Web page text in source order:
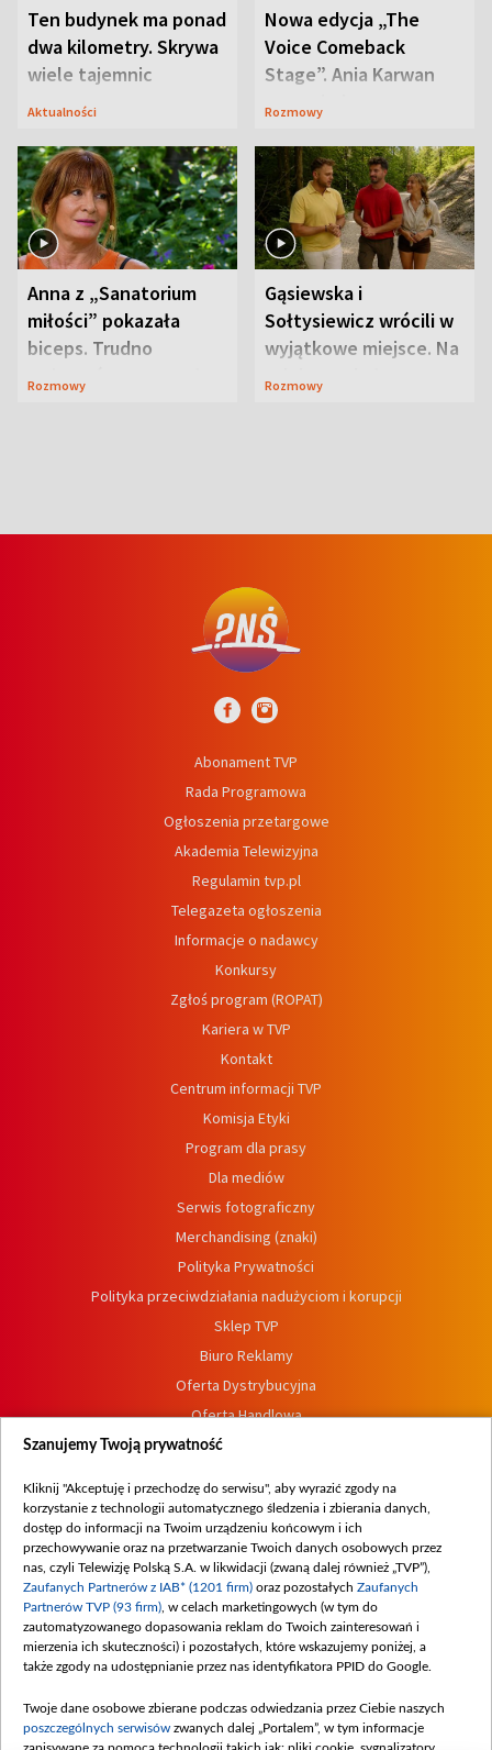
Ten budynek ma ponad
dwa kilometry. Skrywa
wiele tajemnic
Aktualności
Nowa edycja „The
Voice Comeback
Stage”. Ania Karwan
zapowiada
Rozmowy
Anna z „Sanatorium
miłości” pokazała
biceps. Trudno
uwierzyć, co przeszła
Rozmowy
Gąsiewska i
Sołtysiewicz wrócili w
wyjątkowe miejsce. Na
szlaku czekał
Rozmowy
Abonament TVP
Rada Programowa
Ogłoszenia przetargowe
Akademia Telewizyjna
Regulamin tvp.pl
Telegazeta ogłoszenia
Informacje o nadawcy
Konkursy
Zgłoś program (ROPAT)
Kariera w TVP
Kontakt
Centrum informacji TVP
Komisja Etyki
Program dla prasy
Dla mediów
Serwis fotograficzny
Merchandising (znaki)
Polityka Prywatności
Polityka przeciwdziałania nadużyciom i korupcji
Sklep TVP
Biuro Reklamy
Oferta Dystrybucyjna
Oferta Handlowa
Dostępność
Procedura zgłoszeń wewnętrznych
Szanujemy Twoją prywatność
Kliknij "Akceptuję i przechodzę do serwisu", aby wyrazić zgody na
korzystanie z technologii automatycznego śledzenia i zbierania danych,
dostęp do informacji na Twoim urządzeniu końcowym i ich
przechowywanie oraz na przetwarzanie Twoich danych osobowych przez
nas, czyli Telewizję Polską S.A. w likwidacji (zwaną dalej również „TVP”),
Zaufanych Partnerów z IAB* (1201 firm) oraz pozostałych Zaufanych
Partnerów TVP (93 firm) , w celach marketingowych (w tym do
zautomatyzowanego dopasowania reklam do Twoich zainteresowań i
mierzenia ich skuteczności) i pozostałych, które wskazujemy poniżej, a
także zgody na udostępnianie przez nas identyfikatora PPID do Google.
Twoje dane osobowe zbierane podczas odwiedzania przez Ciebie naszych
poszczególnych serwisów zwanych dalej „Portalem”, w tym informacje